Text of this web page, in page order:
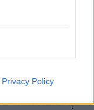
Privacy Policy
πώς
να περιοριστεί
στα διαθέσιμα